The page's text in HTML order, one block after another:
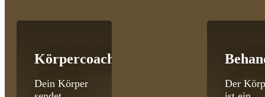
Körpercoaching
Dein Körper
Der